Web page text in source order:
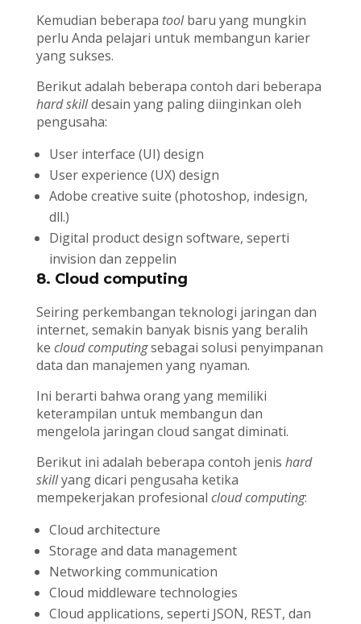
Kemudian beberapa toolbaru yang mungkin
perlu Anda pelajari untuk membangun karier
yang sukses.
Berikut adalah beberapa contoh dari beberapa
hard skilldesain yang paling diinginkan oleh
pengusaha:
User interface (UI) design
User experience (UX) design
Adobe creative suite (photoshop, indesign,
dll.)
Digital product design software, seperti
invision dan zeppelin
8. Cloud computing
Seiring perkembangan teknologi jaringan dan
internet, semakin banyak bisnis yang beralih
ke cloud computingsebagai solusi penyimpanan
data dan manajemen yang nyaman.
Ini berarti bahwa orang yang memiliki
keterampilan untuk membangun dan
mengelola jaringan cloud sangat diminati.
Berikut ini adalah beberapa contoh jenis hard
skillyang dicari pengusaha ketika
mempekerjakan profesional cloud computing:
Cloud architecture
Storage and data management
Networking communication
Cloud middleware technologies
Cloud applications, seperti JSON, REST, dan